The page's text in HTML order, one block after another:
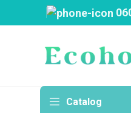
Catalog